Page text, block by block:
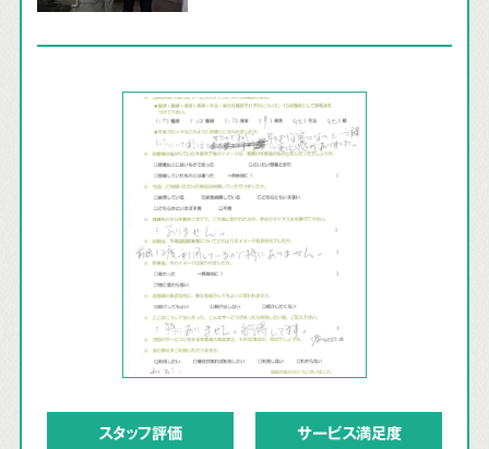
スタッフ評価 サービス満足度